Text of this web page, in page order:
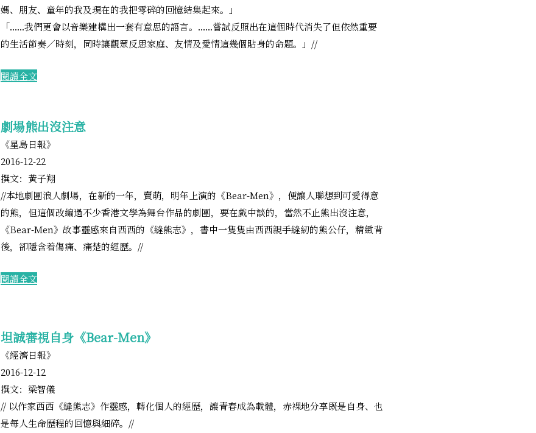
媽、朋友、童年的我及現在的我把零碎的回憶結集起來。」
「......我們更會以音樂建構出一套有意思的語言。......嘗試反照出在這個時代消失了但依然重要
的生活節奏／時刻，同時讓觀眾反思家庭、友情及愛情這幾個貼身的命題。」//
​閱讀全文
劇場熊出沒注意
《星島日報》
2016-12-22
撰文：黃子翔
​//本地劇團浪人劇場，在新的一年，賣萌，明年上演的《Bear-Men》，便讓人聯想到可愛得意
的熊，但這個改編過不少香港文學為舞台作品的劇團，要在戲中談的，當然不止熊出沒注意，
《Bear-Men》故事靈感來自西西的《縫熊志》，書中一隻隻由西西親手縫紉的熊公仔，精緻背
後，卻隱含着傷痛、痛楚的經歷。//
​閱讀全文
坦誠審視自身《Bear-Men》
《經濟日報》
2016-12-12
撰文：梁智儀
// 以作家西西《縫熊志》作靈感，轉化個人的經歷，讓青春成為載體，赤裸地分享既是自身、也
是每人生命歷程的回憶與細碎。//